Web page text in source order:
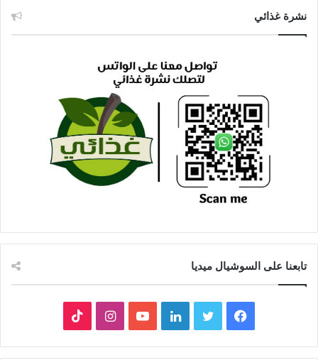
نشرة غذائي
تابعنا على السوشيال ميديا
فيسبوك تويتر لينكدإنيوتيوبانستقرام